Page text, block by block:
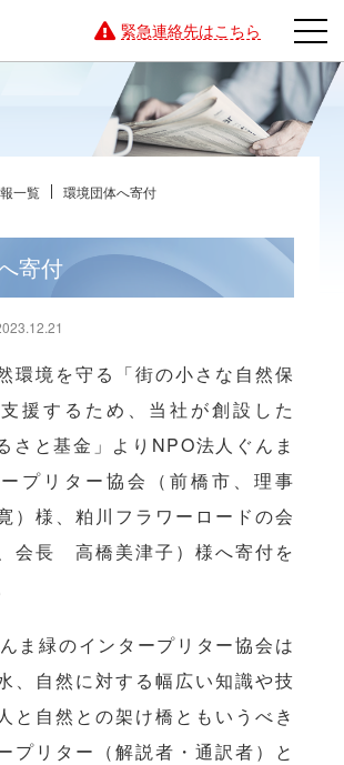
緊急連絡先はこちら
一覧 環境団体へ寄付
寄付
環境を守る「街の小さな自然保
援するため、当社が創設した
さと基金」よりNPO法人ぐんま
プリター協会（前橋市、理事
様、粕川フラワーロードの会
、会長 高橋美津子）様へ寄付を
ま緑のインタープリター協会は
、自然に対する幅広い知識や技
と自然との架け橋ともいうべき
プリター（解説者・通訳者）と